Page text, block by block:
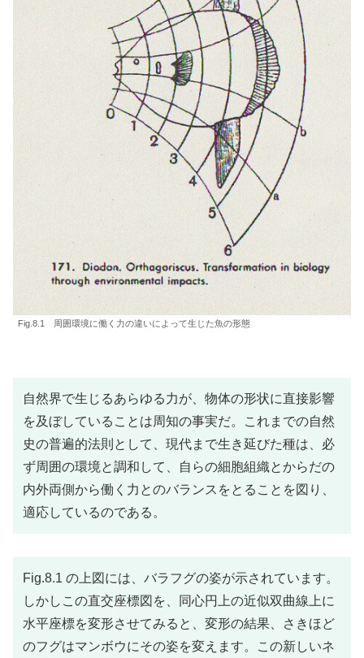
Fig.8.1 周囲環境に働く力の違いによって生じた魚の形態
自然界で生じるあらゆる力が、物体の形状に直接影響
を及ぼしていることは周知の事実だ。これまでの自然
史の普遍的法則として、現代まで生き延びた種は、必
ず周囲の環境と調和して、自らの細胞組織とからだの
内外両側から働く力とのバランスをとることを図り、
適応しているのである。
Fig.8.1 の上図には、バラフグの姿が示されています。
しかしこの直交座標図を、同心円上の近似双曲線上に
水平座標を変形させてみると、変形の結果、さきほど
のフグはマンボウにその姿を変えます。この新しいネ